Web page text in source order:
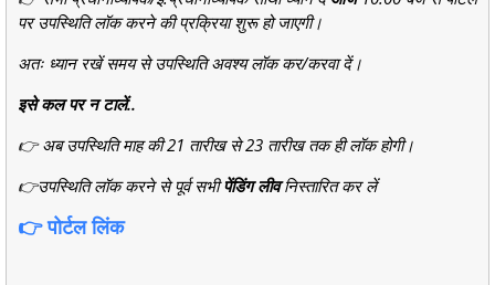
पर उपस्थिति लॉक करने की प्रक्रिया शुरू हो जाएगी।
अतः ध्यान रखें समय से उपस्थिति अवश्य लॉक कर/करवा दें।
इसे कल पर न टालें..
👉 अब उपस्थिति माह की 21 तारीख से 23 तारीख तक ही लॉक होगी।
👉उपस्थिति लॉक करने से पूर्व सभीपेंडिंग लीवनिस्तारित कर लें
👉 पोर्टल लिंक